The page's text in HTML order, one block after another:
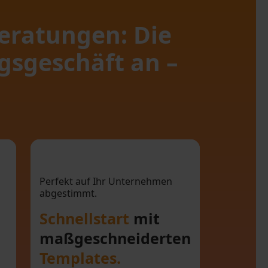
Die
an –
Perfekt auf Ihr Unternehmen
abgestimmt.
Schnellstart mit
maßgeschneiderten
Templates.
maßgeschneiderten